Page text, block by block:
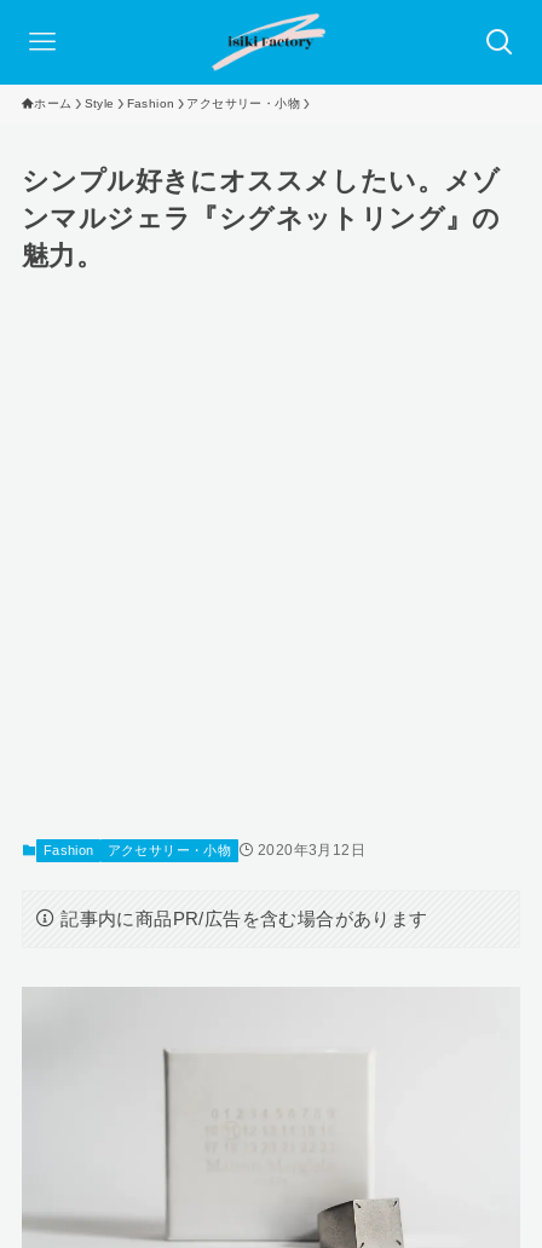
ホーム Style Fashion アクセサリー・小物
シンプル好きにオススメしたい。メゾ
ンマルジェラ『シグネットリング』の
魅力。
Fashion アクセサリー・小物 2020年3月12日
記事内に商品PR/広告を含む場合があります